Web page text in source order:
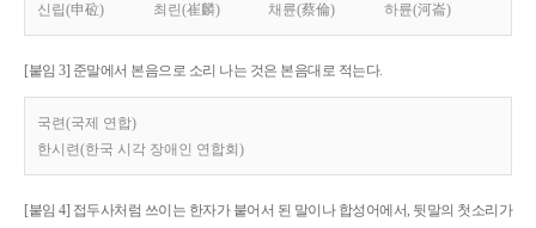
신립(申砬) 최린(崔麟) 채륜(蔡倫) 하륜(河崙)
[붙임 3] 준말에서 본음으로 소리 나는 것은 본음대로 적는다.
국련(국제 연합)
한시련(한국 시각 장애인 연합회)
[붙임 4] 접두사처럼 쓰이는 한자가 붙어서 된 말이나 합성어에서, 뒷말의 첫소리가